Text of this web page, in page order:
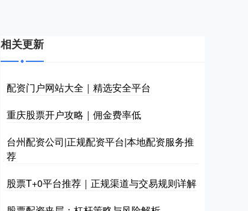
相关更新
配资门户网站大全｜精选安全平台
重庆股票开户攻略｜佣金费率低
台州配资公司|正规配资平台|本地配资服务推
荐
股票T+0平台推荐｜正规渠道与交易规则详解